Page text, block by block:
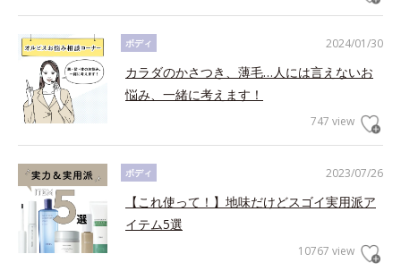
2024/01/30
ボディ
カラダのかさつき、薄毛…人には言えないお
悩み、一緒に考えます！
747 view
2023/07/26
ボディ
【これ使って！】地味だけどスゴイ実用派ア
イテム5選
10767 view